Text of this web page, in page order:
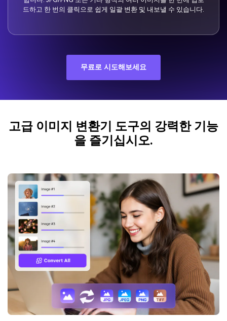
드하고 한 번의 클릭으로 쉽게 일괄 변환 및 내보낼 수 있습니다.
무료로 시도해보세요
고급 이미지 변환기 도구의 강력한 기능
을 즐기십시오.